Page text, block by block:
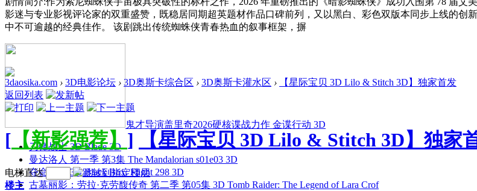
影迷与专业影视评论家的双重盛赞，既稳居同期超英题材作品口碑前列，又以黑白、彩色双版本同步上线的
中不可逾越的经典佳作。 该剧跳出传统蜘蛛侠青春热血的叙事框架，摒
鬼才导演盖里奇2026硬核谍战力作 金谍行动 3D
刀锋战士 3D Blade 3D
曼达洛人 第一季 第3集 The Mandalorian s01e03 3D
夺命航班 3D Black Box: Flight 298 3D
古墓丽影：劳拉·克劳馥传奇 第二季 第05集 3D Tomb Raider: The Legend of Lara Crof
3daosika.com › 3D电影论坛 › 3D奥斯卡综合区 › 3D奥斯卡灌水区 ›
【星际宝贝 3D Lilo & Stitch 3D】独家首发
返回列表
[ 【新影强荐】 ] 【星际宝贝 3D Lilo & Stitch 3D】独家
电梯直达
楼主